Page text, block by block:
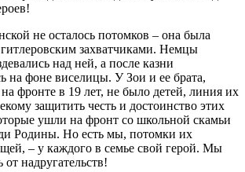
не осталось потомков – она была
захватчиками. Немцы
над ней, а после казни
на фоне виселицы. У Зои и ее брата,
фронте в 19 лет, не было детей, линия их
защитить честь и достоинство этих
ушли на фронт со школьной скамьи
Родины. Но есть мы, потомки их
– у каждого в семье свой герой. Мы
надругательств!